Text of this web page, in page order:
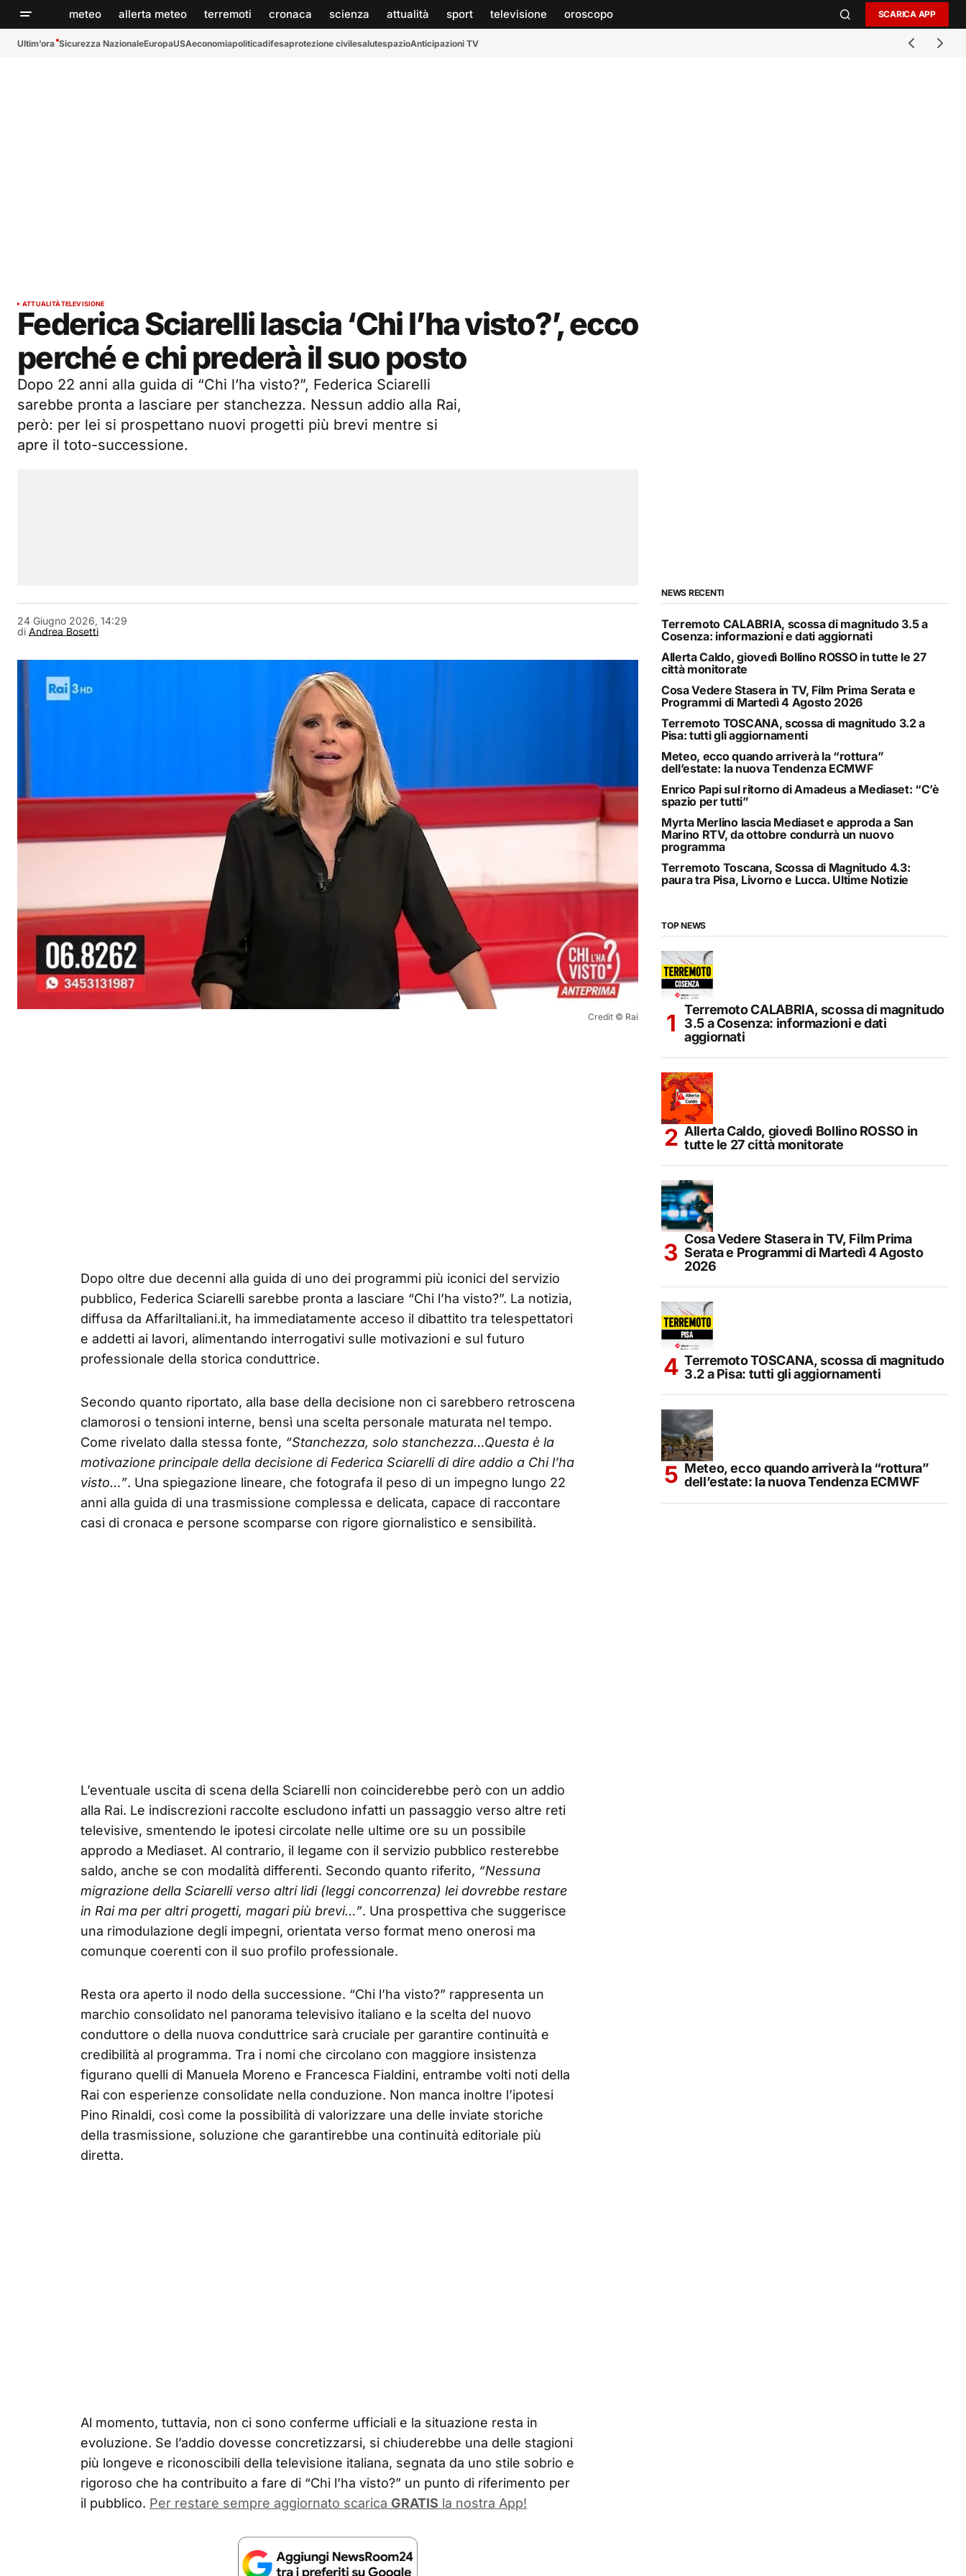
meteo allerta meteo terremoti cronaca scienza attualità sport televisione oroscopo SCARICA APP
Ultim’ora Sicurezza NazionaleEuropaUSAeconomiapoliticadifesaprotezione civilesalutespazioAnticipazioni TV
ATTUALITÀTELEVISIONE
Federica Sciarelli lascia ‘Chi l’ha visto?’, ecco
perché e chi prederà il suo posto
Dopo 22 anni alla guida di “Chi l’ha visto?”, Federica Sciarelli
sarebbe pronta a lasciare per stanchezza. Nessun addio alla Rai,
però: per lei si prospettano nuovi progetti più brevi mentre si
apre il toto-successione.
di Andrea Bosetti
24 Giugno 2026, 14:29
Credit © Rai
Dopo oltre due decenni alla guida di uno dei programmi più iconici del servizio
pubblico, Federica Sciarelli sarebbe pronta a lasciare “Chi l’ha visto?”. La notizia,
diffusa da AffariItaliani.it, ha immediatamente acceso il dibattito tra telespettatori
e addetti ai lavori, alimentando interrogativi sulle motivazioni e sul futuro
professionale della storica conduttrice.
Secondo quanto riportato, alla base della decisione non ci sarebbero retroscena
clamorosi o tensioni interne, bensì una scelta personale maturata nel tempo.
Come rivelato dalla stessa fonte, “Stanchezza, solo stanchezza…Questa è la
motivazione principale della decisione di Federica Sciarelli di dire addio a Chi l’ha
visto…”. Una spiegazione lineare, che fotografa il peso di un impegno lungo 22
anni alla guida di una trasmissione complessa e delicata, capace di raccontare
casi di cronaca e persone scomparse con rigore giornalistico e sensibilità.
L’eventuale uscita di scena della Sciarelli non coinciderebbe però con un addio
alla Rai. Le indiscrezioni raccolte escludono infatti un passaggio verso altre reti
televisive, smentendo le ipotesi circolate nelle ultime ore su un possibile
approdo a Mediaset. Al contrario, il legame con il servizio pubblico resterebbe
saldo, anche se con modalità differenti. Secondo quanto riferito, “Nessuna
migrazione della Sciarelli verso altri lidi (leggi concorrenza) lei dovrebbe restare
in Rai ma per altri progetti, magari più brevi…”. Una prospettiva che suggerisce
una rimodulazione degli impegni, orientata verso format meno onerosi ma
comunque coerenti con il suo profilo professionale.
Resta ora aperto il nodo della successione. “Chi l’ha visto?” rappresenta un
marchio consolidato nel panorama televisivo italiano e la scelta del nuovo
conduttore o della nuova conduttrice sarà cruciale per garantire continuità e
credibilità al programma. Tra i nomi che circolano con maggiore insistenza
figurano quelli di Manuela Moreno e Francesca Fialdini, entrambe volti noti della
Rai con esperienze consolidate nella conduzione. Non manca inoltre l’ipotesi
Pino Rinaldi, così come la possibilità di valorizzare una delle inviate storiche
della trasmissione, soluzione che garantirebbe una continuità editoriale più
diretta.
Al momento, tuttavia, non ci sono conferme ufficiali e la situazione resta in
evoluzione. Se l’addio dovesse concretizzarsi, si chiuderebbe una delle stagioni
più longeve e riconoscibili della televisione italiana, segnata da uno stile sobrio e
rigoroso che ha contribuito a fare di “Chi l’ha visto?” un punto di riferimento per
il pubblico. Per restare sempre aggiornato scarica GRATIS la nostra App!
NEWS RECENTI
Terremoto CALABRIA, scossa di magnitudo 3.5 a
Cosenza: informazioni e dati aggiornati
Allerta Caldo, giovedì Bollino ROSSO in tutte le 27
città monitorate
Cosa Vedere Stasera in TV, Film Prima Serata e
Programmi di Martedì 4 Agosto 2026
Terremoto TOSCANA, scossa di magnitudo 3.2 a
Pisa: tutti gli aggiornamenti
Meteo, ecco quando arriverà la “rottura”
dell’estate: la nuova Tendenza ECMWF
Enrico Papi sul ritorno di Amadeus a Mediaset: “C’è
spazio per tutti”
Myrta Merlino lascia Mediaset e approda a San
Marino RTV, da ottobre condurrà un nuovo
programma
Terremoto Toscana, Scossa di Magnitudo 4.3:
paura tra Pisa, Livorno e Lucca. Ultime Notizie
TOP NEWS
Terremoto CALABRIA, scossa di magnitudo
3.5 a Cosenza: informazioni e dati
aggiornati
Allerta Caldo, giovedì Bollino ROSSO in
tutte le 27 città monitorate
Cosa Vedere Stasera in TV, Film Prima
Serata e Programmi di Martedì 4 Agosto
2026
Terremoto TOSCANA, scossa di magnitudo
3.2 a Pisa: tutti gli aggiornamenti
Meteo, ecco quando arriverà la “rottura”
dell’estate: la nuova Tendenza ECMWF